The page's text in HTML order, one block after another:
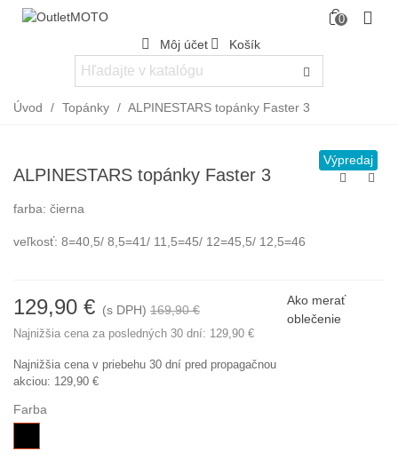
0
Môj účet Košík
Úvod / Topánky / ALPINESTARS topánky Faster 3
Výpredaj
ALPINESTARS topánky Faster 3
farba: čierna
veľkosť: 8=40,5/ 8,5=41/ 11,5=45/ 12=45,5/ 12,5=46
129,90 € (s DPH) 169,90 €
Najnižšia cena za posledných 30 dní: 129,90 €
Najnižšia cena v priebehu 30 dní pred propagačnou
akciou: 129,90 €
Ako merať
oblečenie
Farba